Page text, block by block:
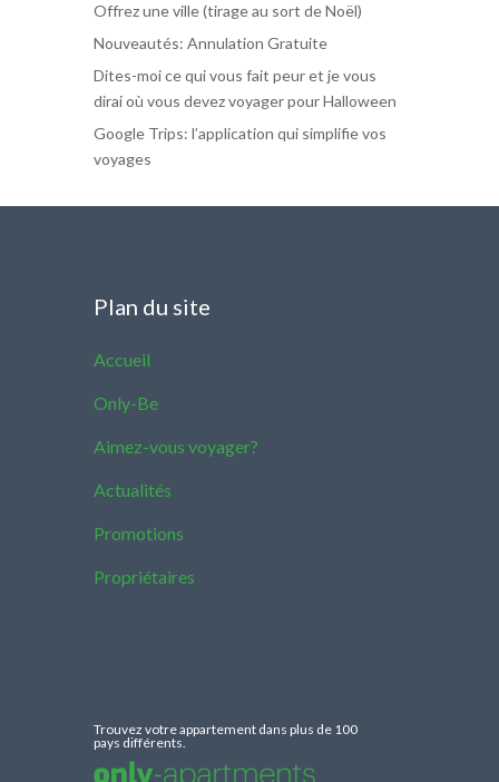
Offrez une ville (tirage au sort de Noël)
Nouveautés: Annulation Gratuite
Dites-moi ce qui vous fait peur et je vous
dirai où vous devez voyager pour Halloween
Google Trips: l’application qui simplifie vos
voyages
Plan du site
Accueil
Only-Be
Aimez-vous voyager?
Actualités
Promotions
Propriétaires
Trouvez votre appartement dans plus de 100
pays différents.